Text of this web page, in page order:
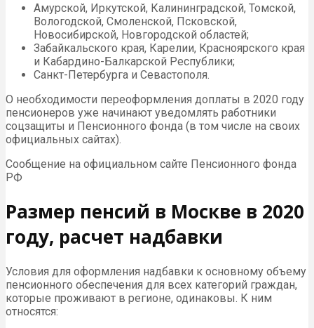
Амурской, Иркутской, Калининградской, Томской,
Вологодской, Смоленской, Псковской,
Новосибирской, Новгородской областей;
Забайкальского края, Карелии, Красноярского края
и Кабардино-Балкарской Республики;
Санкт-Петербурга и Севастополя.
О необходимости переоформления доплаты в 2020 году
пенсионеров уже начинают уведомлять работники
соцзащиты и Пенсионного фонда (в том числе на своих
официальных сайтах).
Сообщение на официальном сайте Пенсионного фонда
РФ
Размер пенсий в Москве в 2020
году, расчет надбавки
Условия для оформления надбавки к основному объему
пенсионного обеспечения для всех категорий граждан,
которые проживают в регионе, одинаковы. К ним
относятся: